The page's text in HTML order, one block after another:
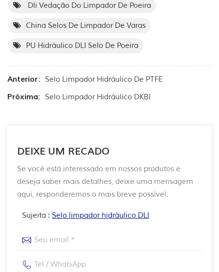
Dli Vedação Do Limpador De Poeira
China Selos De Limpador De Varas
PU Hidráulico DLI Selo De Poeira
Anterior: Selo Limpador Hidráulico De PTFE
Próxima: Selo Limpador Hidráulico DKBI
DEIXE UM RECADO
Se você está interessado em nossos produtos e
deseja saber mais detalhes, deixe uma mensagem
aqui, responderemos o mais breve possível.
Sujeita : Selo limpador hidráulico DLI